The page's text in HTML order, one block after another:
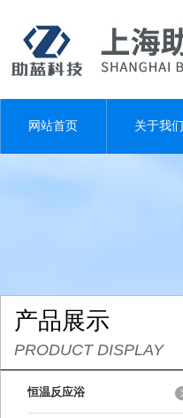
网站首页 关于我们
产品展示
PRODUCT DISPLAY
恒温反应浴